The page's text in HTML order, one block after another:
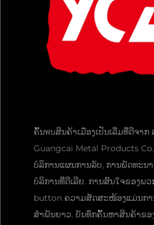
ຄົ້ນพบສິນຄ້າເມືອງເປັນເລີ່ມທີ່ດີຈາ
Guangcai Metal Products
ບໍລິການແຜນການລັບ, ການພັດທະນ
ບໍລິການທີ່ດີເລີຍ. ການສົນໃຈຂອງພ
button ຄວາມສັດສະໜ້ອງແມ່ນກ
ສຳພັນຍາວ. ບັນທຶກຄົ້ນຫາສິນຄ້າຂອ